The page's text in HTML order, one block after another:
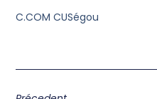
C.COM CUSégou